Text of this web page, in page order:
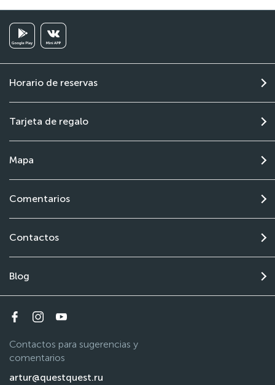
Horario de reservas
Tarjeta de regalo
Mapa
Comentarios
Contactos
Blog
Contactos para sugerencias y
comentarios
artur@questquest.ru